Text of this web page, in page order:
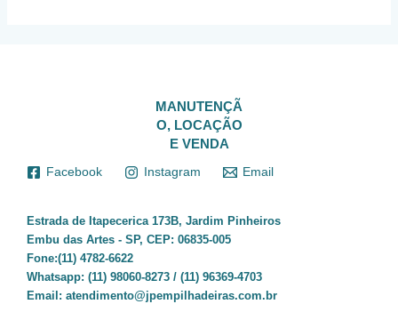
MANUTENÇÃ
O, LOCAÇÃO
E VENDA
Facebook Instagram Email
Estrada de Itapecerica 173B, Jardim Pinheiros
Embu das Artes - SP, CEP: 06835-005
Fone:(11) 4782-6622
Whatsapp: (11) 98060-8273 / (11) 96369-4703
Email: atendimento@jpempilhadeiras.com.br